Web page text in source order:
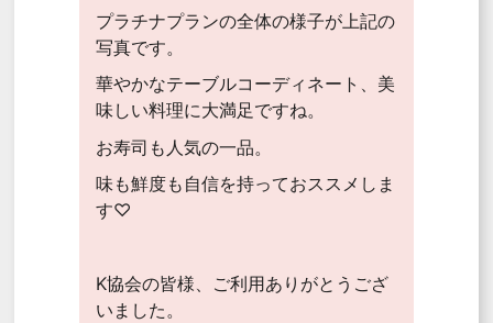
プラチナプランの全体の様子が上記の
写真です。
華やかなテーブルコーディネート、美
味しい料理に大満足ですね。
お寿司も人気の一品。
味も鮮度も自信を持っておススメしま
す♡
K協会の皆様、ご利用ありがとうござ
いました。